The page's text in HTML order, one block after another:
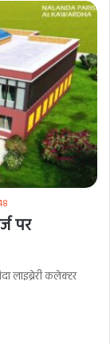
पर
लाइब्रेरी कलेक्टर